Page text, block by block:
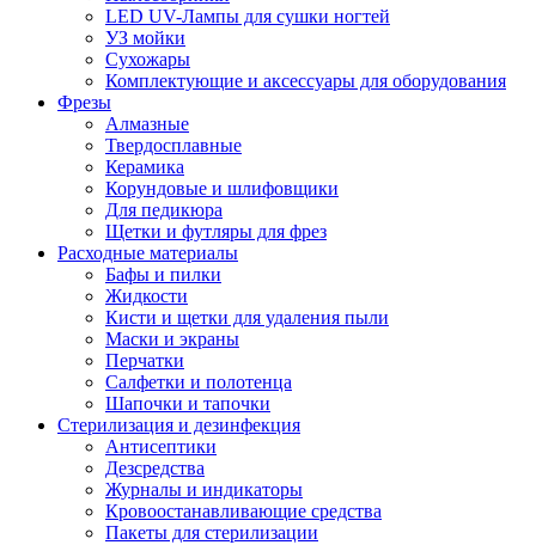
LED UV-Лампы для сушки ногтей
УЗ мойки
Сухожары
Комплектующие и аксессуары для оборудования
Фрезы
Алмазные
Твердосплавные
Керамика
Корундовые и шлифовщики
Для педикюра
Щетки и футляры для фрез
Расходные материалы
Бафы и пилки
Жидкости
Кисти и щетки для удаления пыли
Маски и экраны
Перчатки
Салфетки и полотенца
Шапочки и тапочки
Стерилизация и дезинфекция
Антисептики
Дезсредства
Журналы и индикаторы
Кровоостанавливающие средства
Пакеты для стерилизации